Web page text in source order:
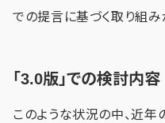
での提言に基づく取り組み
「3.0版」での検討内容
このような状況の中、近年